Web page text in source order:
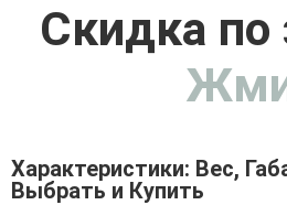
Скидка по
Характеристики: Вес,
Выбрать и Купить